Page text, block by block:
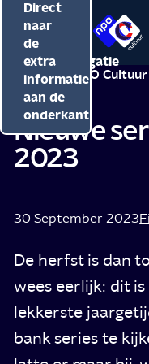
Direct
naar
de
inhoud
Direct
naar
de
hoofdnavigatie
Direct
naar
de
extra
informatie
aan de
onderkant
Menu
de
beginpagina
van
Naar
de
NPO
Redactie NPO Cultuur
Nieuwe
2023
30 September 2023
De herfst is dan
wees eerlijk: dit
lekkerste
bank series te